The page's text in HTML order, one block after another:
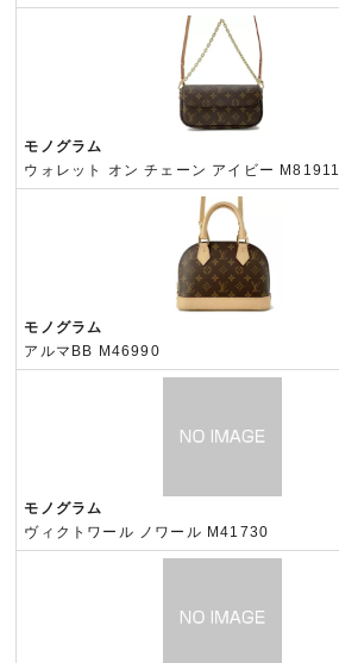
モノグラム
ウォレット オン チェーン アイビー M81911
モノグラム
アルマBB M46990
モノグラム
ヴィクトワール ノワール M41730